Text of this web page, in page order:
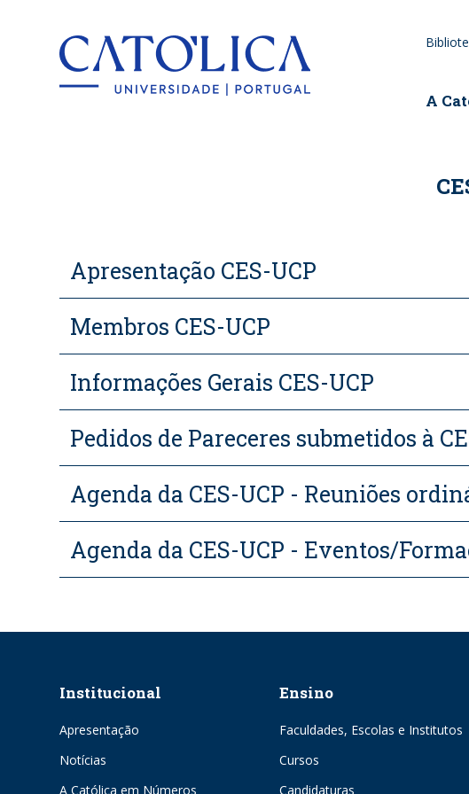
Back to homepage
A
Apresentação CES-UCP
Membros CES-UCP
Informações Gerais CES-UCP
Pedidos de Pareceres submetidos à
Agenda da CES-UCP - Reuniões
Agenda da CES-UCP - Eventos/
Institucional
Apresentação
Notícias
A Católica em Números
Ensino
Faculdades, Escolas e Institutos
Cursos
Candidaturas